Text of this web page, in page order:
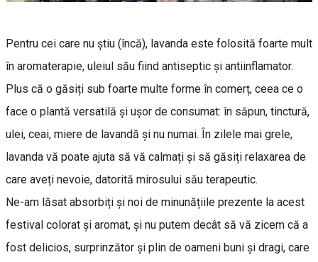
Pentru cei care nu știu (încă), lavanda este folosită foarte mult
în aromaterapie, uleiul său fiind antiseptic și antiinflamator.
Plus că o găsiți sub foarte multe forme în comerț, ceea ce o
face o plantă versatilă și ușor de consumat: în săpun, tinctură,
ulei, ceai, miere de lavandă și nu numai. În zilele mai grele,
lavanda vă poate ajuta să vă calmați și să găsiți relaxarea de
care aveți nevoie, datorită mirosului său terapeutic.
Ne-am lăsat absorbiți și noi de minunățiile prezente la acest
festival colorat și aromat, și nu putem decât să vă zicem că a
fost delicios, surprinzător și plin de oameni buni și dragi, care